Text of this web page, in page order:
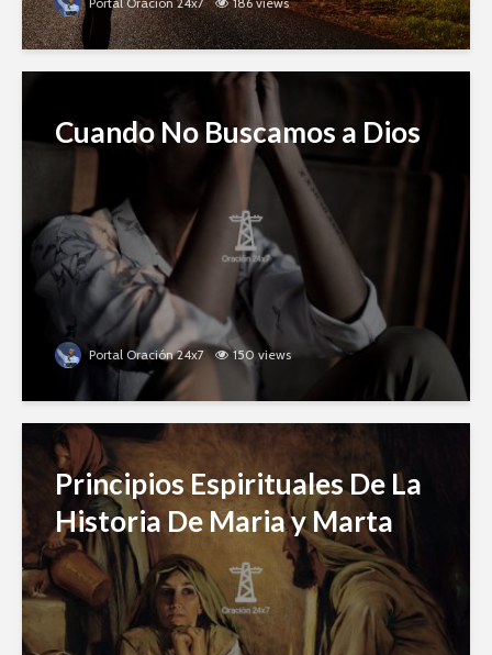
Cuando No Buscamos a Dios
Portal Oración 24x7 150 views
Principios Espirituales De La
Historia De Maria y Marta